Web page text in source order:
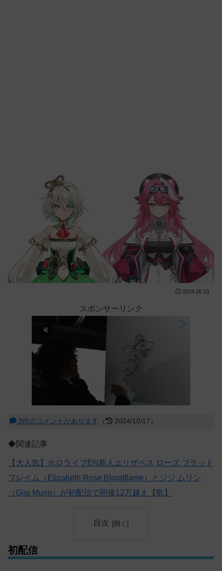
2024.06.23
スポンサーリンク
3件のコメントがあります （ 2024/10/17）
◆関連記事
【大人気】ホロライブEN新人エリザベス ローズ ブラッド
フレイム（Elizabeth Rose Bloodflame）とジジ ムリン
（Gigi Murin）が初配信で同接12万越え【歌】
目次
初配信